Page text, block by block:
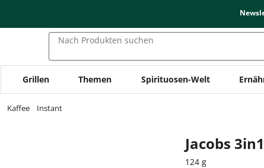
Nach Produkten suchen
Grillen Themen Spirituosen-Welt
Kaffee Instant
Jacobs
124 g